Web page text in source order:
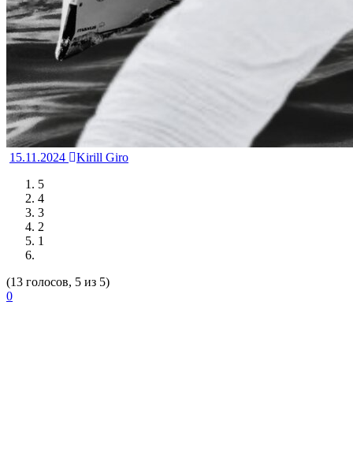
15.11.2024
Kirill Giro
5
4
3
2
1
(13 голосов, 5 из 5)
0